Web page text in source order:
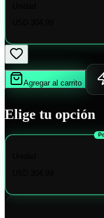
Agregar al carrito
Elige tu opción